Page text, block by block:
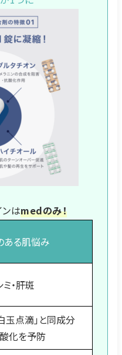
はmedのみ！
ある肌悩み
ミ・肝斑
玉点滴」と同成分
化を予防